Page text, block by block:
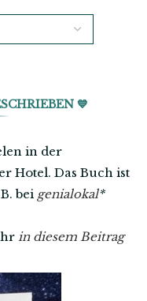
💙
in der
Hotel. Das Buch ist
bei genialokal*
in diesem Beitrag